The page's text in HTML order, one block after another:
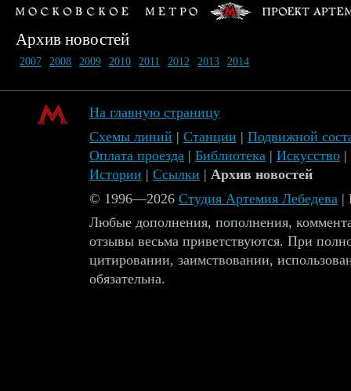
Архив новостей
2007 2008 2009 2010 2011 2012 2013 2014
На главную страницу
Схемы линий | Станции | Подвижной
Оплата проезда | Библиотека | Искусство |
Истории | Ссылки | Архив новостей
© 1996—2026 Студия Артемия Лебедева |
Любые дополнения, пополнения,
отзывы весьма приветствуются. При
цитировании, заимствовании,
обязательна.